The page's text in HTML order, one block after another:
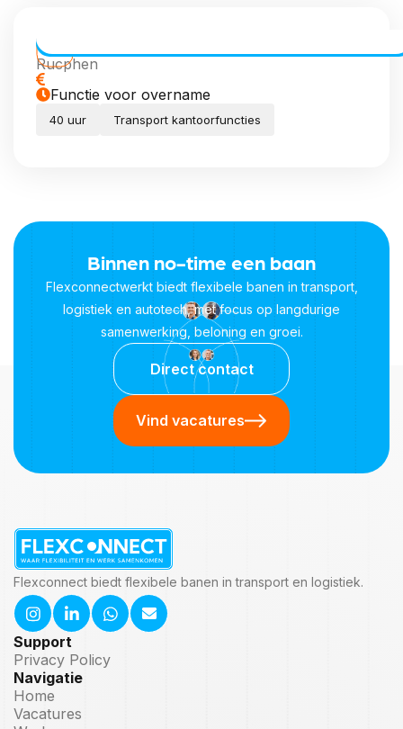
Transport Coördinator (meewerkend)
Rucphen
Functie voor overname
40 uur Transport kantoorfuncties
Binnen no-time een baan
Flexconnectwerkt biedt flexibele banen in transport,
logistiek en autotech, met focus op langdurige
samenwerking, beloning en groei.
Direct contact
Vind vacatures
Flexconnect biedt flexibele banen in transport en logistiek.
Support
Privacy Policy
Navigatie
Home
Vacatures